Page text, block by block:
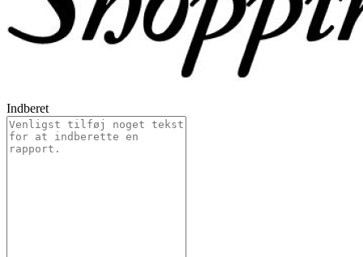
Indberet